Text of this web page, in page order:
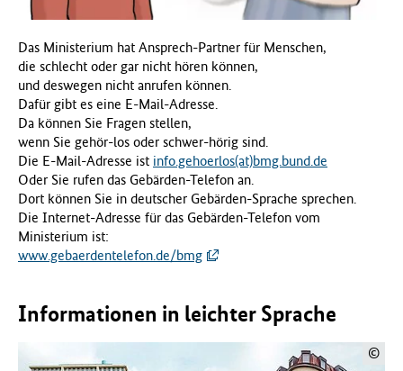
r
G
e
s
u
n
d
h
e
i
t
(
M
G
Das Ministerium hat Ansprech-Partner für Menschen,
die schlecht oder gar nicht hören können,
und deswegen nicht anrufen können.
Dafür gibt es eine E-Mail-Adresse.
Da können Sie Fragen stellen,
wenn Sie gehör-los oder schwer-hörig sind.
Die E-Mail-Adresse ist info.gehoerlos(at)bmg.bund.de
Oder Sie rufen das Gebärden-Telefon an.
Dort können Sie in deutscher Gebärden-Sprache sprechen.
Die Internet-Adresse für das Gebärden-Telefon vom
Ministerium ist:
www.gebaerdentelefon.de/bmg
Informationen in leichter Sprache
©